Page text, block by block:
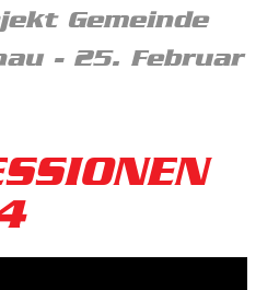
Gemeinde
- 25. Februar